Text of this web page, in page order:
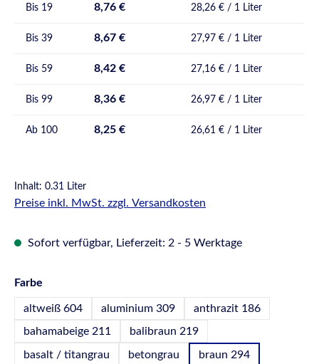
Bis 19 8,76 € 28,26 € / 1 Liter
Bis 39 8,67 € 27,97 € / 1 Liter
Bis 59 8,42 € 27,16 € / 1 Liter
Bis 99 8,36 € 26,97 € / 1 Liter
Ab 100 8,25 € 26,61 € / 1 Liter
Inhalt: 0.31 Liter
Preise inkl. MwSt. zzgl. Versandkosten
Sofort verfügbar, Lieferzeit: 2 - 5 Werktage
Farbe
altweiß 604 aluminium 309
anthrazit 186
bahamabeige 211
balibraun 219
basalt / titangrau betongrau braun 294